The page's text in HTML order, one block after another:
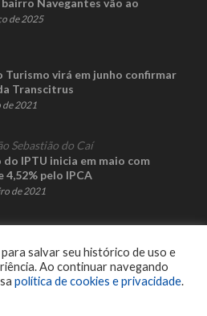
de 2025
virá em junho confirmar
Transcitrus
de 2021
Sebastião do Caí
do IPTU inicia em maio com
4,52% pelo IPCA
de 2021
salvar seu histórico de uso e
Ao continuar navegando
política de cookies e privacidade.